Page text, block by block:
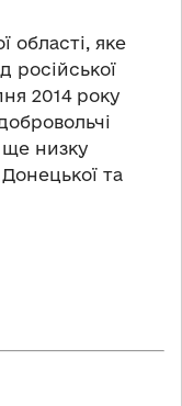
області, яке
російської
2014 року
ще низку
та